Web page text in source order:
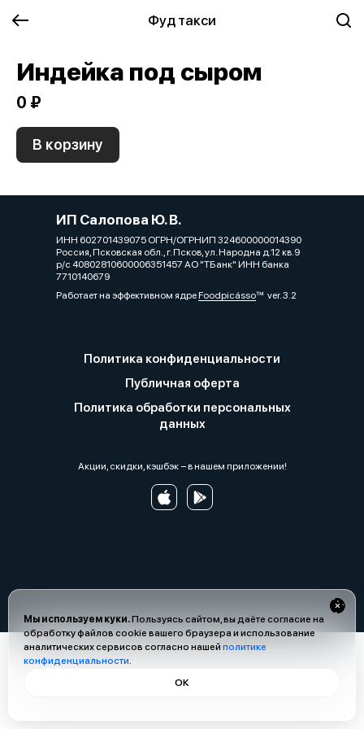
Фуд такси
Мы используем куки.Пользуясь сайтом, вы даёте согласие на
обработку файлов cookie вашего браузера и использование
аналитических сервисов согласно нашей политике
конфиденциальности.
ОК
Индейка под сыром
0 ₽
В корзину
ИП Салопова Ю. В.
ИНН 602701439075 ОГРН/ОГРНИП 324600000014390
Россия, Псковская обл., г. Псков, ул. Народна д.12 кв.9
р/с 40802810600006351457 АО "ТБанк" ИНН банка
7710140679
Работает на эффективном ядреFoodpicássover. 3.2
Политика конфиденциальности
Публичная оферта
Политика обработки персональных
данных
Акции, скидки, кэшбэк − в нашем приложении!